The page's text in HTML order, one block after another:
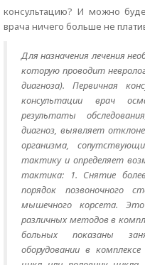
консультацию? И можно
врача ничего больше не
Для назначения лечения
которую проводит
диагноза). Первичная
консультации врач
результаты
диагноз, выявляет
организма,
тактику и определяет
тактика: 1. Снятие
порядок позвоночного
мышечного корсета.
различных методов в
больных показаны
оборудовании в